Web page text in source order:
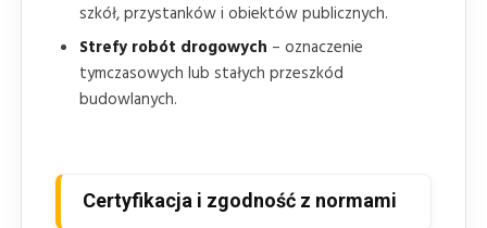
szkół, przystanków i obiektów publicznych.
Strefy robót drogowych – oznaczenie
tymczasowych lub stałych przeszkód
budowlanych.
Certyfikacja i zgodność z normami